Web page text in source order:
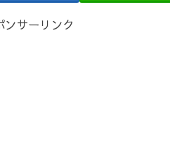
ンサーリンク